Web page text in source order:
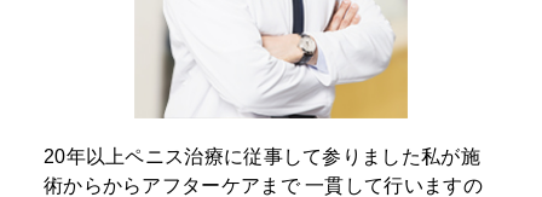
20年以上ペニス治療に従事して参りました私が施
術からからアフターケアまで一貫して行いますの